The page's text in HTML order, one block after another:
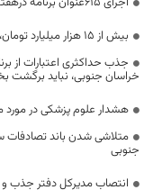
بیش از ۱۵ هزار میلیارد تومان، رهاورد شرکت فولاد قاین برای استان در دهه فجر
جذب حداکثری اعتبارات از
خراسان جنوبی، نباید برگشت
هشدار علوم پزشکی در
متلاشی شدن باند تصادفات
جنوبی
انتصاب مدیرکل دفتر جذب و